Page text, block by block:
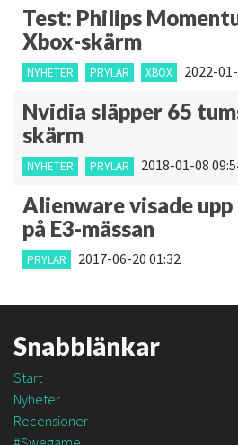
Test: Philips
Xbox-skärm
NYHETER PRYLAR XBOX 2022-
Nvidia släpper 65
skärm
NYHETER PRYLAR 2018-01-08
Alienware visade
på E3-mässan
PRYLAR 2017-06-20 01:32
Snabblänkar
Start
Nyheter
Recensioner